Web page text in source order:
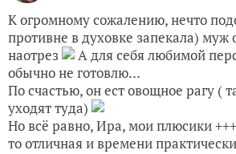
К огромному сожалению, нечто
противне в духовке запекала) муж
наотрез
А для себя любимой
обычно не готовлю…
По счастью, он ест овощное рагу (
уходят туда)
Но всё равно, Ира, мои плюсики
то отличная и времени